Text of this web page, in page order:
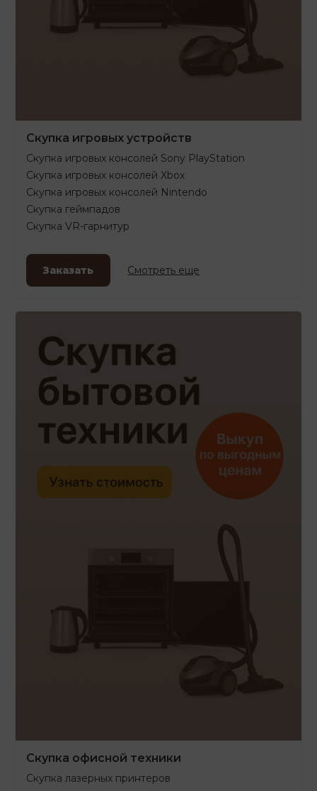
Скупка игровых устройств
Скупка игровых консолей Sony PlayStation
Скупка игровых консолей Xbox
Скупка игровых консолей Nintendo
Скупка геймпадов
Скупка VR-гарнитур
Заказать Смотреть еще
Скупка офисной техники
Скупка лазерных принтеров